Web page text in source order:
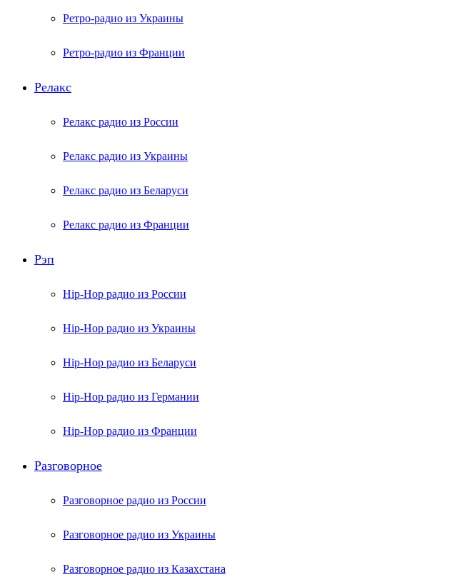
Ретро-радио из Украины
Ретро-радио из Франции
Релакс
Релакс радио из России
Релакс радио из Украины
Релакс радио из Беларуси
Релакс радио из Франции
Рэп
Hip-Hop радио из России
Hip-Hop радио из Украины
Hip-Hop радио из Беларуси
Hip-Hop радио из Германии
Hip-Hop радио из Франции
Разговорное
Разговорное радио из России
Разговорное радио из Украины
Разговорное радио из Казахстана